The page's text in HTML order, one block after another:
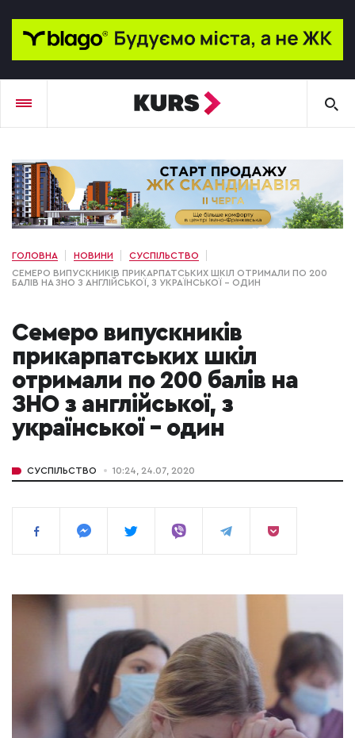
ГОЛОВНА НОВИНИ
СУСПІЛЬСТВО
СЕМЕРО ВИПУСКНИКІВ ПРИКАРПАТСЬКИХ ШКІЛ ОТРИМАЛИ ПО 200
БАЛІВ НА ЗНО З АНГЛІЙСЬКОЇ, З УКРАЇНСЬКОЇ – ОДИН
Семеро випускників
прикарпатських шкіл
отримали по 200 балів на
ЗНО з англійської, з
української – один
СУСПІЛЬСТВО 10:24, 24.07, 2020